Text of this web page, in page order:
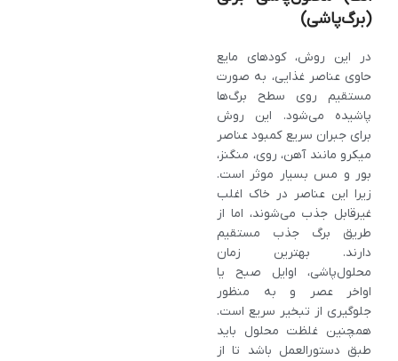
(برگ‌پاشی)
در این روش، کودهای مایع
حاوی عناصر غذایی، به‌ صورت
مستقیم روی سطح برگ‌ها
پاشیده می‌شود. این روش
برای جبران سریع کمبود عناصر
میکرو مانند آهن، روی، منگنز،
بور و مس بسیار موثر است.
زیرا این عناصر در خاک اغلب
غیرقابل جذب می‌شوند، اما از
طریق برگ جذب مستقیم
دارند. بهترین زمان
محلول‌پاشی، اوایل صبح یا
اواخر عصر و به منظور
جلوگیری از تبخیر سریع است.
همچنین غلظت محلول باید
طبق دستورالعمل باشد تا از